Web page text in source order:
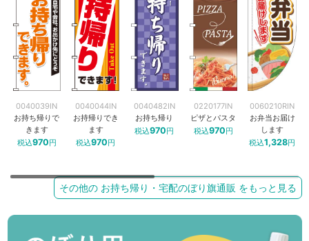
0040039IN
お持ち帰りで
きます
税込970円
0040044IN
お持帰りでき
ます
税込970円
0040482IN
お持ち帰り
税込970円
0220177IN
ピザとパスタ
税込970円
0060210RIN
お弁当お届け
します
税込1,328円
その他の お持ち帰り・宅配のぼり旗通販 をもっと見る